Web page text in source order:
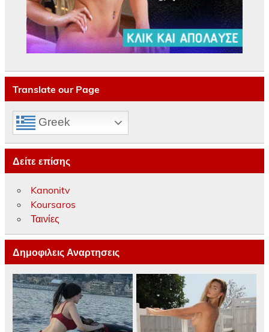
Translate our Page
Greek
Δείτε επίσης
Kanonitv
Koursaros
Ταινίες
Δημοφιλεις Αναρτησεις